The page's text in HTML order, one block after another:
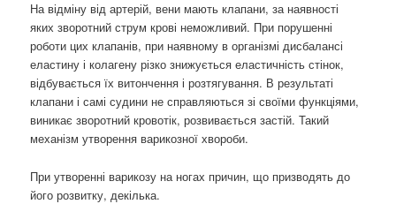
На відміну від артерій, вени мають клапани, за наявності
яких зворотний струм крові неможливий. При порушенні
роботи цих клапанів, при наявному в організмі дисбалансі
еластину і колагену різко знижується еластичність стінок,
відбувається їх витончення і розтягування. В результаті
клапани і самі судини не справляються зі своїми функціями,
виникає зворотний кровотік, розвивається застій. Такий
механізм утворення варикозної хвороби.
При утворенні варикозу на ногах причин, що призводять до
його розвитку, декілька.